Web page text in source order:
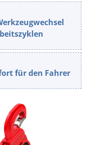
für den Fahrer